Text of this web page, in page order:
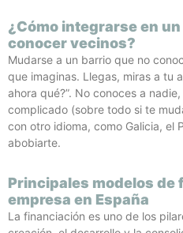
¿Cómo integrarse en
conocer vecinos?
Mudarse a un barrio que no
que imaginas. Llegas, miras a tu
ahora qué?”. No conoces a
complicado (sobre todo si te
con otro idioma, como Galicia, el
abobiarte.
Principales modelos de
empresa en España
La financiación es uno de los